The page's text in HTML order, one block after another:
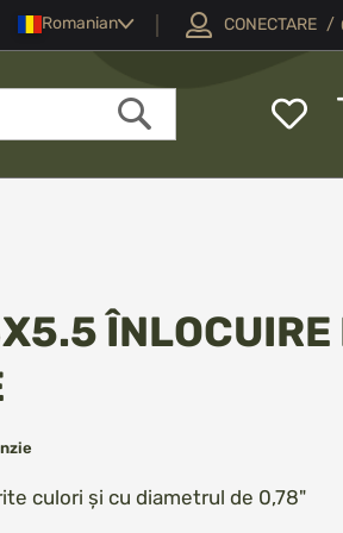
LimbaRomanian CONECTARE
Căutare
ÎNLOCUIRE
culori și cu diametrul de 0,78"